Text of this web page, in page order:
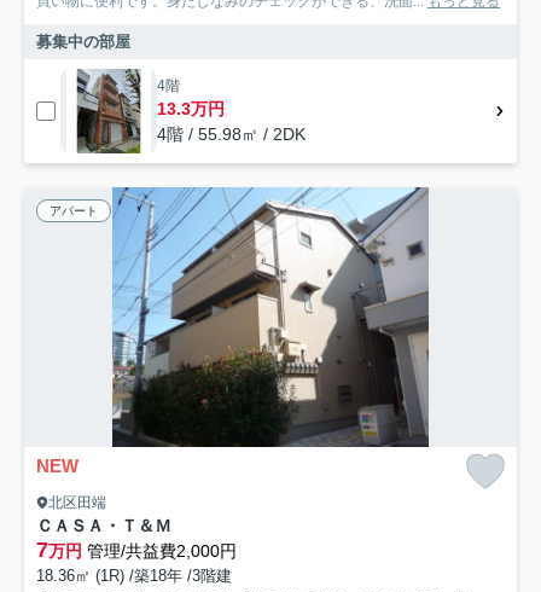
募集中の部屋
4階
13.3万円
4階 / 55.98㎡ / 2DK
アパート
NEW
北区田端
ＣＡＳＡ・Ｔ＆Ｍ
7万円 管理/共益費2,000円
18.36㎡ (1R) /築18年 /3階建